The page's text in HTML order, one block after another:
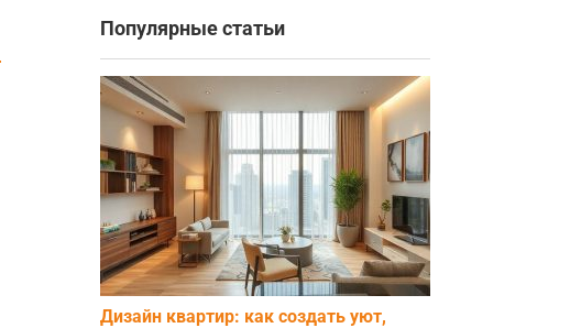
Популярные статьи
Дизайн квартир: как создать уют,